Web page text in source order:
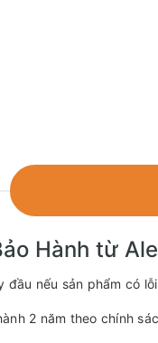
Hành từ
đầu nếu sản phẩm có
2 năm theo chính